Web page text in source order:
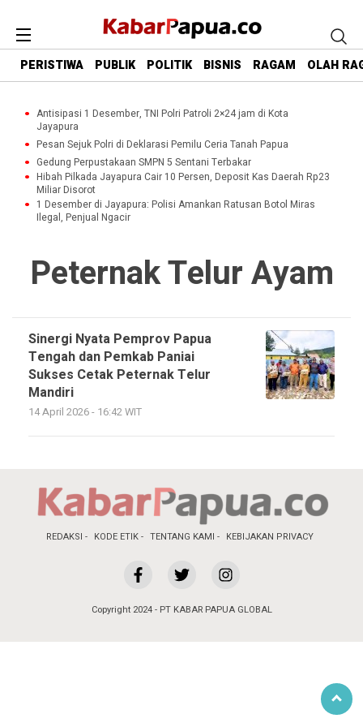
PERISTIWA PUBLIK POLITIK BISNIS RAGAM OLAH
Antisipasi 1 Desember, TNI Polri Patroli 2×24 jam di Kota
Jayapura
Pesan Sejuk Polri di Deklarasi Pemilu Ceria Tanah Papua
Gedung Perpustakaan SMPN 5 Sentani Terbakar
Hibah Pilkada Jayapura Cair 10 Persen, Deposit Kas Daerah Rp23
Miliar Disorot
1 Desember di Jayapura: Polisi Amankan Ratusan Botol Miras
Ilegal, Penjual Ngacir
Peternak Telur Ayam
Sinergi Nyata Pemprov Papua
Tengah dan Pemkab Paniai
Sukses Cetak Peternak Telur
Mandiri
14 April 2026 - 16:42 WIT
REDAKSI KODE ETIK TENTANG KAMI KEBIJAKAN PRIVACY
Copyright 2024 - PT KABAR PAPUA GLOBAL